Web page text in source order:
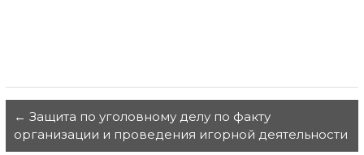
← Защита по уголовному делу по факту
организации и проведения игорной деятельности